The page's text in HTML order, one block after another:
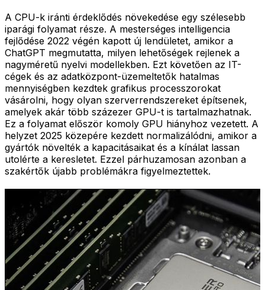
A CPU-k iránti érdeklődés növekedése egy szélesebb
iparági folyamat része. A mesterséges intelligencia
fejlődése 2022 végén kapott új lendületet, amikor a
ChatGPT megmutatta, milyen lehetőségek rejlenek a
nagyméretű nyelvi modellekben. Ezt követően az IT-
cégek és az adatközpont-üzemeltetők hatalmas
mennyiségben kezdtek grafikus processzorokat
vásárolni, hogy olyan szerverrendszereket építsenek,
amelyek akár több százezer GPU-t is tartalmazhatnak.
Ez a folyamat először komoly GPU hiányhoz vezetett. A
helyzet 2025 közepére kezdett normalizálódni, amikor a
gyártók növelték a kapacitásaikat és a kínálat lassan
utolérte a keresletet. Ezzel párhuzamosan azonban a
szakértők újabb problémákra figyelmeztettek.